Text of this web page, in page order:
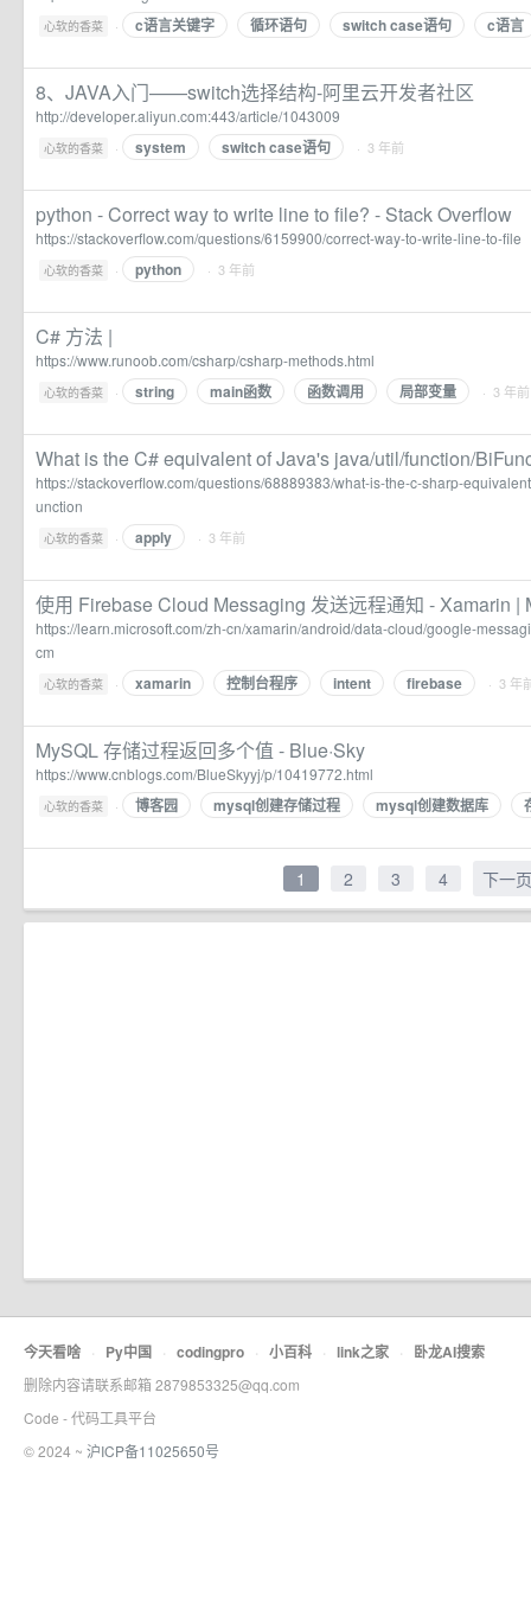
心软的香菜 · c语言关键字 循环语句 switch case语句 c语言
8、JAVA入门——switch选择结构-阿里云开发者社区
http://developer.aliyun.com:443/article/1043009
心软的香菜 · system switch case语句 · 3 年前
python - Correct way to write line to file? - Stack Overflow
https://stackoverflow.com/questions/6159900/correct-way-to-write-line-to-file
心软的香菜 · python · 3 年前
C# 方法 |
https://www.runoob.com/csharp/csharp-methods.html
心软的香菜 · string main函数 函数调用 局部变量 · 3 年前
What is the C# equivalent of Java's java/util/function/
https://stackoverflow.com/questions/68889383/what-is-the-c-sharp-
unction
心软的香菜 · apply · 3 年前
使用 Firebase Cloud Messaging 发送远程通知 - Xamarin |
https://learn.microsoft.com/zh-cn/xamarin/android/data-cloud/google-
cm
心软的香菜 · xamarin 控制台程序 intent firebase · 3 年
MySQL 存储过程返回多个值 - Blue·Sky
https://www.cnblogs.com/BlueSkyyj/p/10419772.html
心软的香菜 · 博客园 mysql创建存储过程 mysql创建数据库
1 2 3 4 下一页
今天看啥 · Py中国 · codingpro · 小百科 · link之家 · 卧龙AI搜索
删除内容请联系邮箱 2879853325@qq.com
Code - 代码工具平台
© 2024 ~ 沪ICP备11025650号